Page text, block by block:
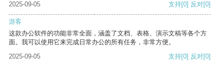
2025-09-05 支持[0] 反对[0]
游客
这款办公软件的功能非常全面，涵盖了文档、表格、演示文稿等各个方
面。我可以使用它来完成日常办公的所有任务，非常方便。
2025-09-05
支持[0] 反对[0]